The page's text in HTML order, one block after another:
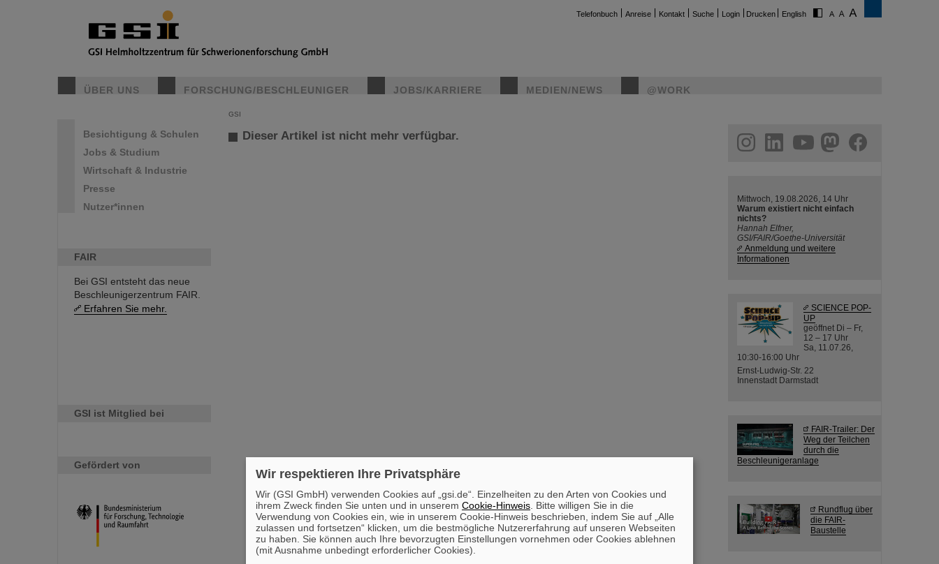
Telefonbuch Anreise Kontakt Suche Login Drucken English
ÜBER UNS FORSCHUNG/BESCHLEUNIGER JOBS/KARRIERE MEDIEN/NEWS @WORK
Besichtigung & Schulen
Jobs & Studium
Wirtschaft & Industrie
Presse
Nutzer*innen
FAIR
Bei GSI entsteht das neue
Beschleunigerzentrum FAIR.
Erfahren Sie mehr.
GSI ist Mitglied bei
Gefördert von
GSI
Dieser Artikel ist nicht mehr verfügbar. helmholtz.social
facebook
Mittwoch, 19.08.2026, 14 Uhr
Warum existiert nicht einfach
nichts?
Hannah Elfner,
GSI/FAIR/Goethe-Universität
Anmeldung und weitere
Informationen
SCIENCE POP-
UP
geöffnet Di – Fr,
12 – 17 Uhr
Sa, 11.07.26,
10:30-16:00 Uhr
Ernst-Ludwig-Str. 22
Innenstadt Darmstadt
FAIR-Trailer: Der
Weg der Teilchen
durch die
Beschleunigeranlage
Rundflug über
die FAIR-
Baustelle
Wir respektieren Ihre Privatsphäre
Wir (GSI GmbH) verwenden Cookies auf „gsi.de“. Einzelheiten zu den Arten von Cookies und
ihrem Zweck finden Sie unten und in unserem Cookie-Hinweis . Bitte willigen Sie in die
Verwendung von Cookies ein, wie in unserem Cookie-Hinweis beschrieben, indem Sie auf „Alle
zulassen und fortsetzen“ klicken, um die bestmögliche Nutzererfahrung auf unseren Webseiten
zu haben. Sie können auch Ihre bevorzugten Einstellungen vornehmen oder Cookies ablehnen
(mit Ausnahme unbedingt erforderlicher Cookies).